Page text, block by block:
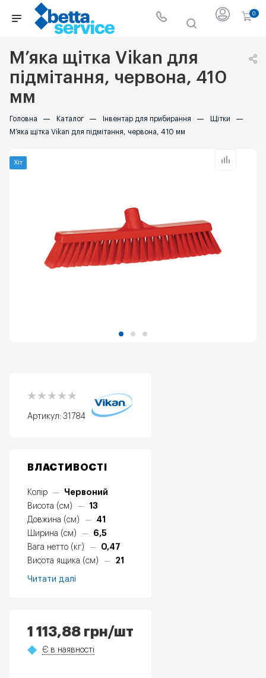
0
М’яка щітка Vikan для
підмітання, червона, 410
мм
Головна — Каталог — Інвентар для прибирання — Щітки —
М’яка щітка Vikan для підмітання, червона, 410 мм
Хіт
Артикул: 31784
ВЛАСТИВОСТІ
Колір —
Червоний
Висота (см)
—
13
Довжина (см)
—
41
Ширина (см)
—
6,5
Вага нетто (кг)
—
0,47
Висота ящика (см)
— 21
Читати далі
1 113,88 грн/шт
Є в наявності